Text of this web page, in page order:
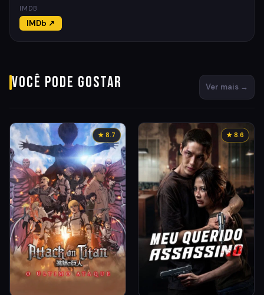
IMDB
IMDb ↗
Você pode gostar Ver mais →
★ 8.7 ★ 8.6